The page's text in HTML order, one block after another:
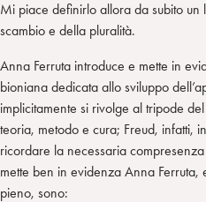
Mi piace definirlo allora da subito un
scambio e della pluralità.
Anna Ferruta introduce e mette in
bioniana dedicata allo sviluppo
implicitamente si rivolge al tripode
teoria, metodo e cura; Freud, infatti,
ricordare la necessaria
mette ben in evidenza Anna
pieno, sono: